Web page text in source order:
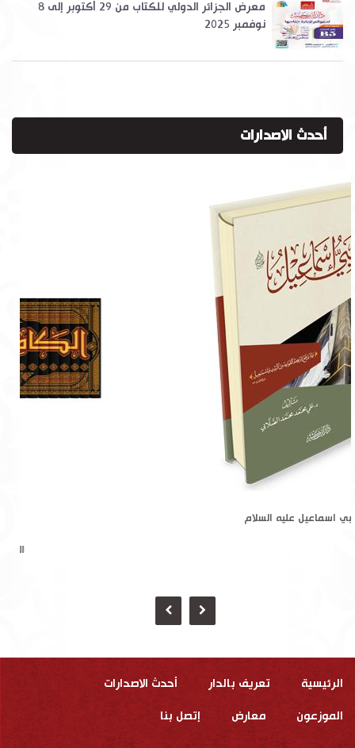
معرض الجزائر الدولي للكتاب من 29 أكتوبر إلى 8
نوفمبر 2025
أحدث الاصدارات
الرئيسية تعريف بالدار أحدث الاصدارات
الموزعون معارض إتصل بنا